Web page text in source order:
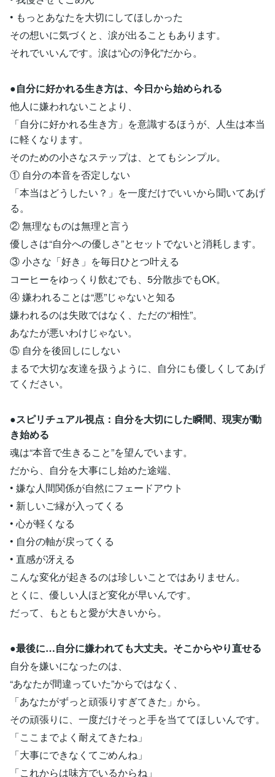
• もっとあなたを大切にしてほしかった
その想いに気づくと、涙が出ることもあります。
それでいいんです。涙は“心の浄化”だから。
●自分に好かれる生き方は、今日から始められる
他人に嫌われないことより、
「自分に好かれる生き方」を意識するほうが、人生は本当
に軽くなります。
そのための小さなステップは、とてもシンプル。
① 自分の本音を否定しない
「本当はどうしたい？」を一度だけでいいから聞いてあげ
る。
② 無理なものは無理と言う
優しさは“自分への優しさ”とセットでないと消耗します。
③ 小さな「好き」を毎日ひとつ叶える
コーヒーをゆっくり飲むでも、5分散歩でもOK。
④ 嫌われることは“悪”じゃないと知る
嫌われるのは失敗ではなく、ただの“相性”。
あなたが悪いわけじゃない。
⑤ 自分を後回しにしない
まるで大切な友達を扱うように、自分にも優しくしてあげ
てください。
●スピリチュアル視点：自分を大切にした瞬間、現実が動
き始める
魂は“本音で生きること”を望んでいます。
だから、自分を大事にし始めた途端、
• 嫌な人間関係が自然にフェードアウト
• 新しいご縁が入ってくる
• 心が軽くなる
• 自分の軸が戻ってくる
• 直感が冴える
こんな変化が起きるのは珍しいことではありません。
とくに、優しい人ほど変化が早いんです。
だって、もともと愛が大きいから。
●最後に…自分に嫌われても大丈夫。そこからやり直せる
自分を嫌いになったのは、
“あなたが間違っていた”からではなく、
「あなたがずっと頑張りすぎてきた」から。
その頑張りに、一度だけそっと手を当ててほしいんです。
「ここまでよく耐えてきたね」
「大事にできなくてごめんね」
「これからは味方でいるからね」